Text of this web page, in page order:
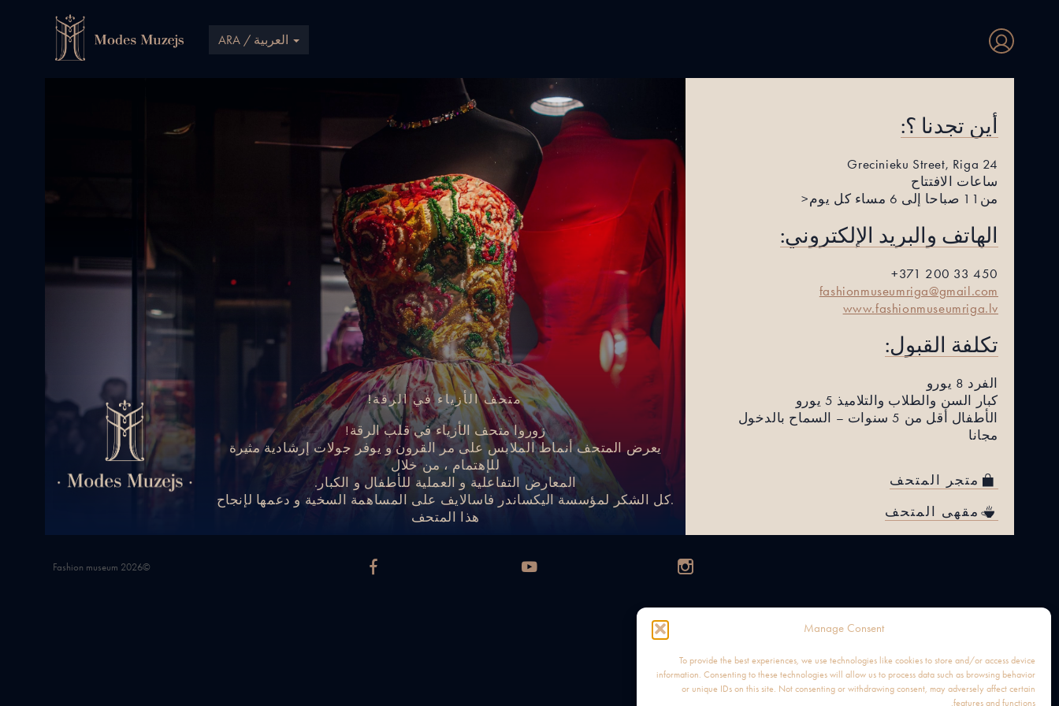
Manage Consent
To provide the best experiences, we use technologies like cookies to store and/or access device
information. Consenting to these technologies will allow us to process data such as browsing behavior
or unique IDs on this site. Not consenting or withdrawing consent, may adversely affect certain
features and functions.
متحف الأزياء في الرقة!
زوروا متحف الأزياء في قلب الرقة!
يعرض المتحف أنماط الملابس على مر القرون و يوفر جولات إرشادية مثيرة
للإهتمام ، من خلال
المعارض التفاعلية و العملية للأطفال و الكبار.
.كل الشكر لمؤسسة اليكساندر فاسالايف على المساهمة السخية و دعمها لإنجاح
هذا المتحف
أين تجدنا ؟:
24 Grecinieku Street, Riga
ساعات الافتتاح
من 11 صباحا إلى 6 مساء كل يوم<
الهاتف والبريد الإلكتروني:
450 33 200 371+
fashionmuseumriga@gmail.com
www.fashionmuseumriga.lv
تكلفة القبول:
الفرد 8 يورو
كبار السن والطلاب والتلاميذ 5 يورو
الأطفال أقل من 5 سنوات – السماح بالدخول
مجانا
متجر المتحف
مقهى المتحف
©2026 Fashion museum